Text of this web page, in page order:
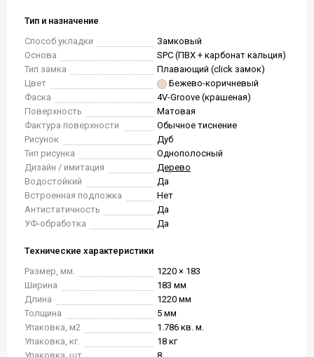
Тип и назначение
Способ укладки
Замковый
Основа
SPC (ПВХ + карбонат кальция)
Тип замка
Плавающий (click замок)
Цвет
Бежево-коричневый
Фаска
4V-Groove (крашеная)
Поверхность
Матовая
Фактура поверхности
Обычное тиснение
Рисунок
Дуб
Тип рисунка
Однополосный
Дизайн / имитация
Дерево
Водостойкий
Да
Встроенная подложка
Нет
Антистатичность
Да
УФ-обработка
Да
Технические характеристики
Размер, мм.
1220 × 183
Ширина
183 мм
Длина
1220 мм
Толщина
5 мм
Упаковка, м2
1.786 кв. м.
Упаковка, кг.
18 кг